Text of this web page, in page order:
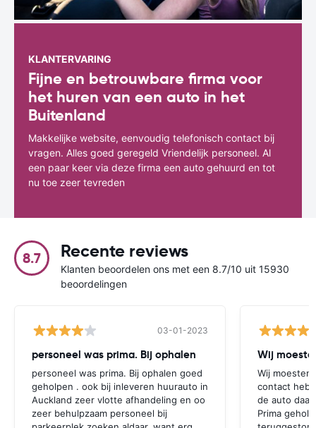
KLANTERVARING
Fijne en betrouwbare firma voor
het huren van een auto in het
Buitenland
Makkelijke website, eenvoudig telefonisch contact bij
vragen. Alles goed geregeld Vriendelijk personeel. Al
een paar keer via deze firma een auto gehuurd en tot
nu toe zeer tevreden
8.7 Recente reviews
Klanten beoordelen ons met een 8.7/10 uit 15930
beoordelingen
03-01-2023
personeel was prima. Bij ophalen
personeel was prima. Bij ophalen goed
geholpen . ook bij inleveren huurauto in
Auckland zeer vlotte afhandeling en oo
zeer behulpzaam personeel bij
Wij
Wij moesten
contact
de auto
Prima